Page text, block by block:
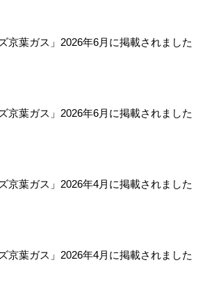
ズ京葉ガス」2026年6月に掲載されました
ズ京葉ガス」2026年6月に掲載されました
ズ京葉ガス」2026年4月に掲載されました
ズ京葉ガス」2026年4月に掲載されました